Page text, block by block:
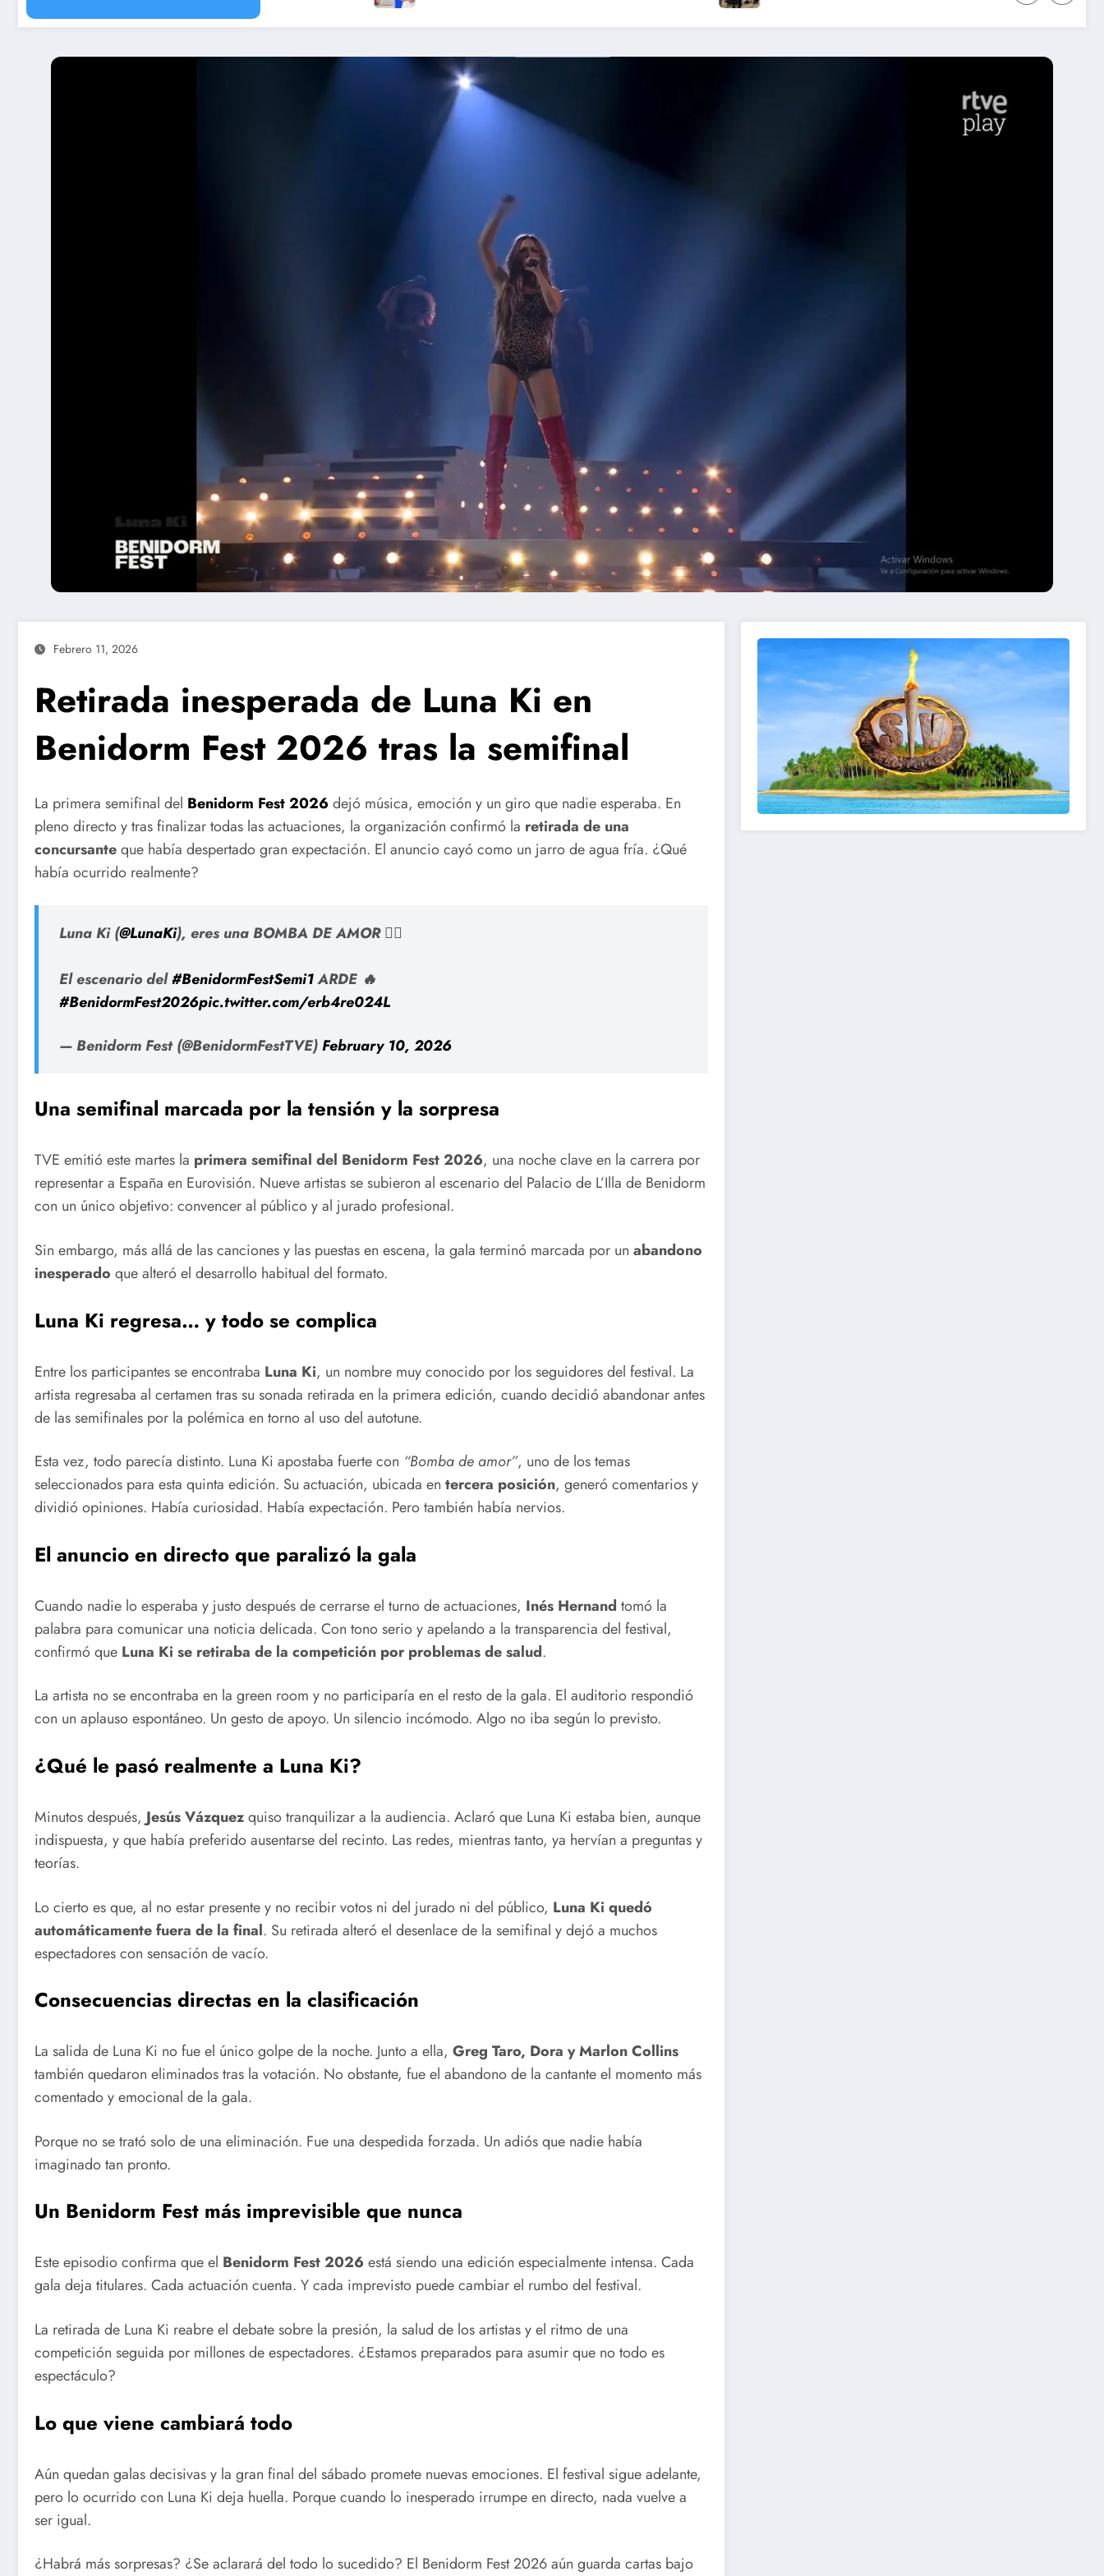
Febrero 11, 2026
Retirada inesperada de Luna Ki en
Benidorm Fest 2026 tras la semifinal
La primera semifinal del Benidorm Fest 2026dejó música, emoción y un giro que nadie esperaba. En
pleno directo y tras finalizar todas las actuaciones, la organización confirmó la retirada de una
concursanteque había despertado gran expectación. El anuncio cayó como un jarro de agua fría. ¿Qué
había ocurrido realmente?
Luna Ki (@LunaKi), eres una BOMBA DE AMOR ❤️‍🔥
El escenario del#BenidormFestSemi1ARDE 🔥
#BenidormFest2026pic.twitter.com/erb4re024L
— Benidorm Fest (@BenidormFestTVE)February 10, 2026
Una semifinal marcada por la tensión y la sorpresa
TVE emitió este martes la primera semifinal del Benidorm Fest 2026, una noche clave en la carrera por
representar a España en Eurovisión. Nueve artistas se subieron al escenario del Palacio de L’Illa de Benidorm
con un único objetivo: convencer al público y al jurado profesional.
Sin embargo, más allá de las canciones y las puestas en escena, la gala terminó marcada por un abandono
inesperado que alteró el desarrollo habitual del formato.
Luna Ki regresa… y todo se complica
Entre los participantes se encontraba Luna Ki, un nombre muy conocido por los seguidores del festival. La
artista regresaba al certamen tras su sonada retirada en la primera edición, cuando decidió abandonar antes
de las semifinales por la polémica en torno al uso del autotune.
Esta vez, todo parecía distinto. Luna Ki apostaba fuerte con “Bomba de amor”, uno de los temas
seleccionados para esta quinta edición. Su actuación, ubicada en tercera posición, generó comentarios y
dividió opiniones. Había curiosidad. Había expectación. Pero también había nervios.
El anuncio en directo que paralizó la gala
Cuando nadie lo esperaba y justo después de cerrarse el turno de actuaciones, Inés Hernand tomó la
palabra para comunicar una noticia delicada. Con tono serio y apelando a la transparencia del festival,
confirmó que Luna Ki se retiraba de la competición por problemas de salud.
La artista no se encontraba en la green room y no participaría en el resto de la gala. El auditorio respondió
con un aplauso espontáneo. Un gesto de apoyo. Un silencio incómodo. Algo no iba según lo previsto.
¿Qué le pasó realmente a Luna Ki?
Minutos después, Jesús Vázquezquiso tranquilizar a la audiencia. Aclaró que Luna Ki estaba bien, aunque
indispuesta, y que había preferido ausentarse del recinto. Las redes, mientras tanto, ya hervían a preguntas y
teorías.
Lo cierto es que, al no estar presente y no recibir votos ni del jurado ni del público, Luna Ki quedó
automáticamente fuera de la final. Su retirada alteró el desenlace de la semifinal y dejó a muchos
espectadores con sensación de vacío.
Consecuencias directas en la clasificación
La salida de Luna Ki no fue el único golpe de la noche. Junto a ella, Greg Taro, Dora y Marlon Collins
también quedaron eliminados tras la votación. No obstante, fue el abandono de la cantante el momento más
comentado y emocional de la gala.
Porque no se trató solo de una eliminación. Fue una despedida forzada. Un adiós que nadie había
imaginado tan pronto.
Un Benidorm Fest más imprevisible que nunca
Este episodio confirma que el Benidorm Fest 2026 está siendo una edición especialmente intensa. Cada
gala deja titulares. Cada actuación cuenta. Y cada imprevisto puede cambiar el rumbo del festival.
La retirada de Luna Ki reabre el debate sobre la presión, la salud de los artistas y el ritmo de una
competición seguida por millones de espectadores. ¿Estamos preparados para asumir que no todo es
espectáculo?
Lo que viene cambiará todo
Aún quedan galas decisivas y la gran final del sábado promete nuevas emociones. El festival sigue adelante,
pero lo ocurrido con Luna Ki deja huella. Porque cuando lo inesperado irrumpe en directo, nada vuelve a
ser igual.
¿Habrá más sorpresas? ¿Se aclarará del todo lo sucedido? El Benidorm Fest 2026 aún guarda cartas bajo